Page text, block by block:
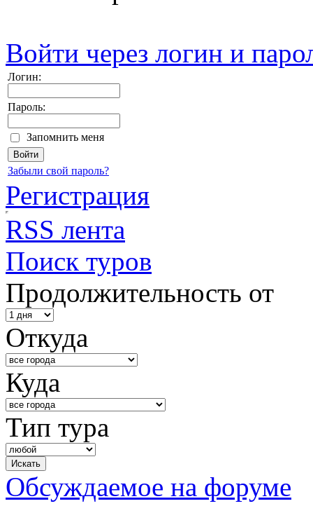
Войти через логин и
Логин:
Пароль:
Запомнить меня
Забыли свой пароль?
Регистрация
RSS лента
Поиск туров
Продолжительность от
Откуда
Куда
Тип тура
Обсуждаемое на форуме